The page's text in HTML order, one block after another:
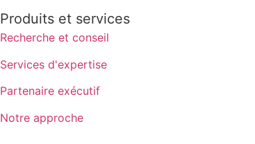
Produits et services
Recherche et conseil
Services d'expertise
Partenaire exécutif
Notre approche